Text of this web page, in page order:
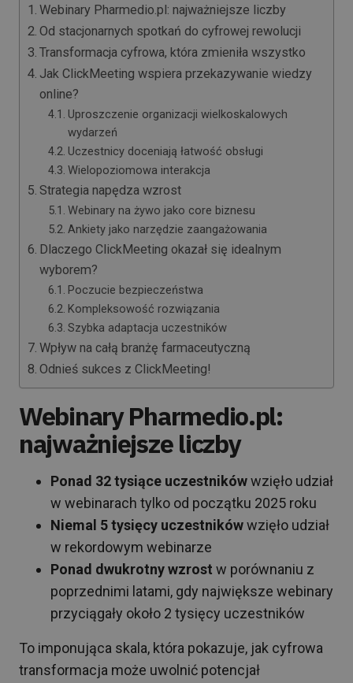
Webinary Pharmedio.pl: najważniejsze liczby
Od stacjonarnych spotkań do cyfrowej rewolucji
Transformacja cyfrowa, która zmieniła wszystko
Jak ClickMeeting wspiera przekazywanie wiedzy
online?
Uproszczenie organizacji wielkoskalowych
wydarzeń
Uczestnicy doceniają łatwość obsługi
Wielopoziomowa interakcja
Strategia napędza wzrost
Webinary na żywo jako core biznesu
Ankiety jako narzędzie zaangażowania
Dlaczego ClickMeeting okazał się idealnym
wyborem?
Poczucie bezpieczeństwa
Kompleksowość rozwiązania
Szybka adaptacja uczestników
Wpływ na całą branżę farmaceutyczną
Odnieś sukces z ClickMeeting!
Webinary Pharmedio.pl:
najważniejsze liczby
Ponad 32 tysiące uczestnikówwzięło udział
w webinarach tylko od początku 2025 roku
Niemal 5 tysięcy uczestnikówwzięło udział
w rekordowym webinarze
Ponad dwukrotny wzrost w porównaniu z
poprzednimi latami, gdy największe webinary
przyciągały około 2 tysięcy uczestników
To imponująca skala, która pokazuje, jak cyfrowa
transformacja może uwolnić potencjał